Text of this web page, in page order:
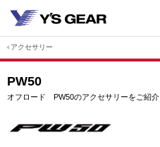
アクセサリー
PW50
オフロード PW50のアクセサリーをご紹介